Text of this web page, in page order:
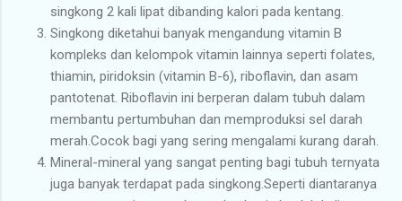
singkong 2 kali lipat dibanding kalori pada kentang.
Singkong diketahui banyak mengandung vitamin B
kompleks dan kelompok vitamin lainnya seperti folates,
thiamin, piridoksin (vitamin B-6), riboflavin, dan asam
pantotenat. Riboflavin ini berperan dalam tubuh dalam
membantu pertumbuhan dan memproduksi sel darah
merah.Cocok bagi yang sering mengalami kurang darah.
Mineral-mineral yang sangat penting bagi tubuh ternyata
juga banyak terdapat pada singkong.Seperti diantaranya